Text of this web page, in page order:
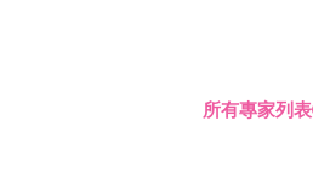
所有專家列表